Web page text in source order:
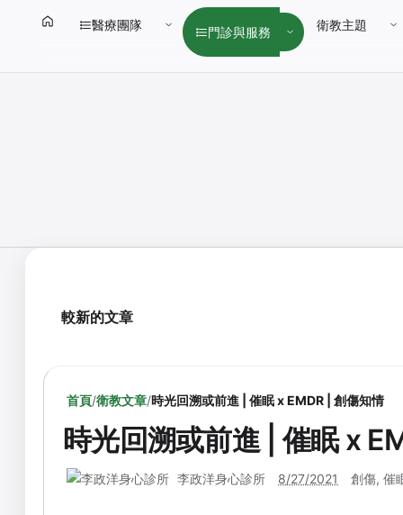
醫療團隊 門診與服務 衛教主題
較新的文章
首頁/衛教文章/時光回溯或前進 | 催眠 x EMDR | 創傷知情
時光回溯或前進 | 催眠 x
李政洋身心診所 8/27/2021 創傷, 催